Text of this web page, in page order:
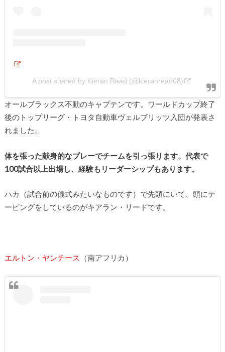
A post shared by Kieran Read (@kieranread08)
オールブラックス不動のキャプテンです。ワールドカップ終了
後のトップリーグ・トヨタ自動車ヴェルブリッツ入団が発表さ
れました。
体を張った献身的なプレーでチームを引っ張ります。代表で
100試合以上出場し、経験もリーダーシップもあります。
ハカ（試合前の儀式みたいなものです）で先頭にいて、頭にテ
ーピングをしているのがキアラン・リードです。
エルトン・ヤンチース （南アフリカ）